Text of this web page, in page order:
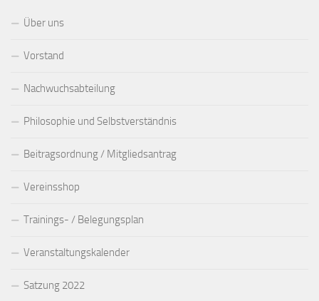
Über uns
Vorstand
Nachwuchsabteilung
Philosophie und Selbstverständnis
Beitragsordnung / Mitgliedsantrag
Vereinsshop
Trainings- / Belegungsplan
Veranstaltungskalender
Satzung 2022